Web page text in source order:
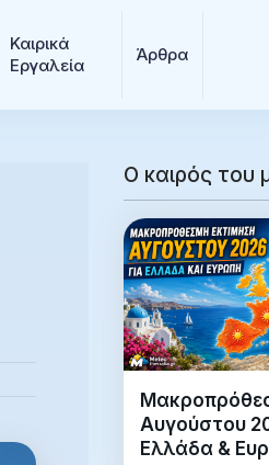
Καιρικά
Εργαλεία
Άρθρα
Ο καιρός του
Αυγούστου
Ελλάδα &